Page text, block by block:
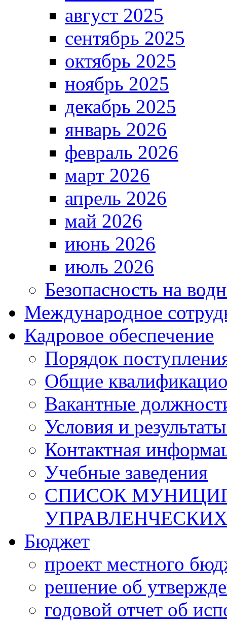
август 2025
сентябрь 2025
октябрь 2025
ноябрь 2025
декабрь 2025
январь 2026
февраль 2026
март 2026
апрель 2026
май 2026
июнь 2026
июль 2026
Безопасность на
Международное
Кадровое обеспечение
Порядок
Общие
Вакантные
Условия и
Контактная
Учебные заведения
СПИСОК
Бюджет
проект местного
решение об
годовой отчет об